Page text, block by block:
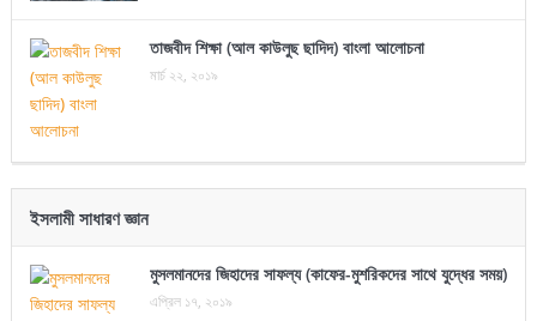
তাজবীদ শিক্ষা (আল কাউলুছ ছাদিদ) বাংলা আলোচনা
মার্চ ২২, ২০১৯
ইসলামী সাধারণ জ্ঞান
মুসলমানদের জিহাদের সাফল্য (কাফের-মুশরিকদের সাথে যুদ্ধের সময়)
এপ্রিল ১৭, ২০১৯